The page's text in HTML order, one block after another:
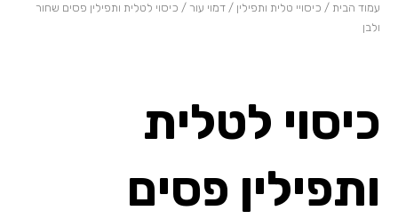
עמוד הבית / כיסויי טלית ותפילין / דמוי עור / כיסוי לטלית ותפילין פסים שחור
ולבן
כיסוי לטלית
ותפילין פסים